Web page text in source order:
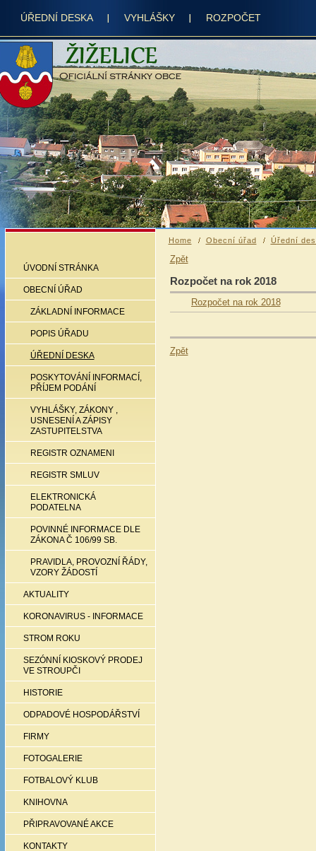
ÚŘEDNÍ DESKA VYHLÁŠKY ROZPOČET
ÚVODNÍ STRÁNKA
OBECNÍ ÚŘAD
ZÁKLADNÍ INFORMACE
POPIS ÚŘADU
ÚŘEDNÍ DESKA
POSKYTOVÁNÍ INFORMACÍ,
PŘÍJEM PODÁNÍ
VYHLÁŠKY, ZÁKONY ,
USNESENÍ A ZÁPISY
ZASTUPITELSTVA
REGISTR OZNAMENI
REGISTR SMLUV
ELEKTRONICKÁ
PODATELNA
POVINNÉ INFORMACE DLE
ZÁKONA Č 106/99 SB.
PRAVIDLA, PROVOZNÍ ŘÁDY,
VZORY ŽÁDOSTÍ
AKTUALITY
KORONAVIRUS - INFORMACE
STROM ROKU
SEZÓNNÍ KIOSKOVÝ PRODEJ
VE STROUPČI
HISTORIE
ODPADOVÉ HOSPODÁŘSTVÍ
FIRMY
FOTOGALERIE
FOTBALOVÝ KLUB
KNIHOVNA
PŘIPRAVOVANÉ AKCE
KONTAKTY
Home Obecní úřad Úřední
Zpět
Rozpočet na rok 2018
Rozpočet na rok 2018
Zpět